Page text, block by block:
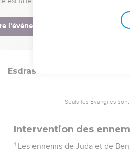
d'autres faisaient éclater leur
13 on ne pouvait distinguer le
Esdras
Seuls les Évangiles
Intervention des
1 Les ennemis de Juda et de